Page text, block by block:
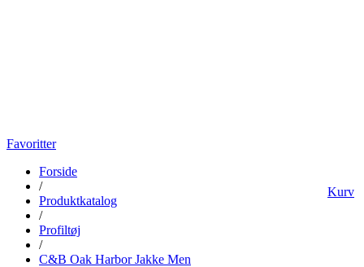
Favoritter
Kurv
Forside
/
Produktkatalog
/
Profiltøj
/
C&B Oak Harbor Jakke Men